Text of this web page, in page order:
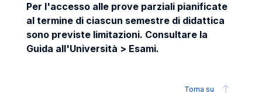
Per l'accesso alle prove parziali pianificate
al termine di ciascun semestre di didattica
sono previste limitazioni. Consultare la
Guida all'Università > Esami.
Torna su